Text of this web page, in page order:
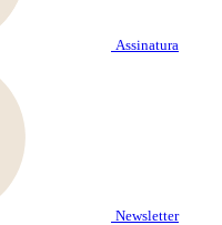
Assinatura
Newsletter